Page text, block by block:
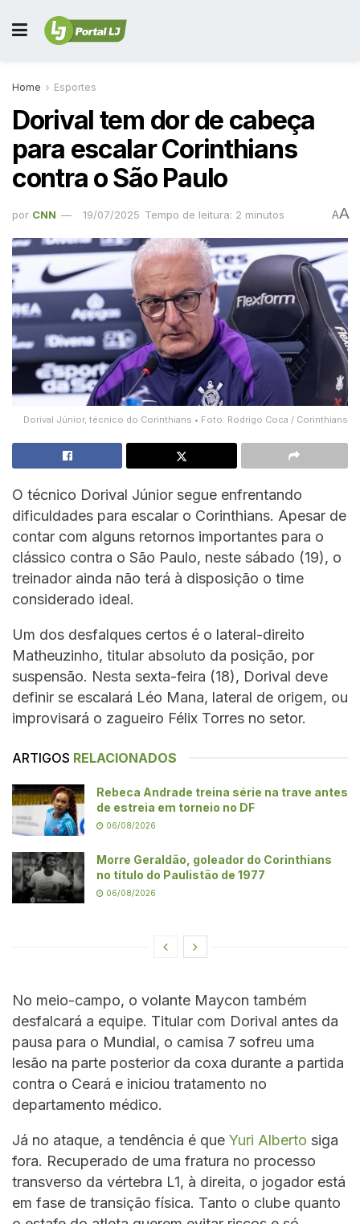
Home Esportes
Dorival tem dor de cabeça
para escalar Corinthians
contra o São Paulo
por CNN 19/07/2025 Tempo de leitura: 2 minutos AA
Dorival Júnior, técnico do Corinthians • Foto: Rodrigo Coca / Corinthians
O técnico Dorival Júnior segue enfrentando
dificuldades para escalar o Corinthians. Apesar de
contar com alguns retornos importantes para o
clássico contra o São Paulo, neste sábado (19), o
treinador ainda não terá à disposição o time
considerado ideal.
Um dos desfalques certos é o lateral-direito
Matheuzinho, titular absoluto da posição, por
suspensão. Nesta sexta-feira (18), Dorival deve
definir se escalará Léo Mana, lateral de origem, ou
improvisará o zagueiro Félix Torres no setor.
ARTIGOS RELACIONADOS
Rebeca Andrade treina série na trave antes
de estreia em torneio no DF
06/08/2026
Morre Geraldão, goleador do Corinthians
no título do Paulistão de 1977
06/08/2026
No meio-campo, o volante Maycon também
desfalcará a equipe. Titular com Dorival antes da
pausa para o Mundial, o camisa 7 sofreu uma
lesão na parte posterior da coxa durante a partida
contra o Ceará e iniciou tratamento no
departamento médico.
Já no ataque, a tendência é que Yuri Alberto siga
fora. Recuperado de uma fratura no processo
transverso da vértebra L1, à direita, o jogador está
em fase de transição física. Tanto o clube quanto